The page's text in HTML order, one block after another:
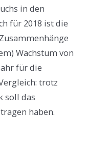
in den
für 2018 ist die
Wachstum von
für die
trotz
soll das
haben.